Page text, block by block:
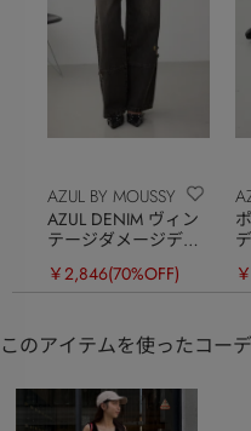
AZUL BY MOUSSY
AZUL DENIM ヴィン
テージダメージデニ
￥2,846(70%OFF)
このアイテムを使ったコー